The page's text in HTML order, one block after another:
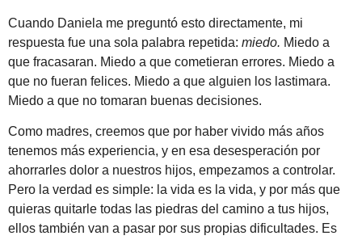
Cuando Daniela me preguntó esto directamente, mi
respuesta fue una sola palabra repetida: miedo. Miedo a
que fracasaran. Miedo a que cometieran errores. Miedo a
que no fueran felices. Miedo a que alguien los lastimara.
Miedo a que no tomaran buenas decisiones.
Como madres, creemos que por haber vivido más años
tenemos más experiencia, y en esa desesperación por
ahorrarles dolor a nuestros hijos, empezamos a controlar.
Pero la verdad es simple: la vida es la vida, y por más que
quieras quitarle todas las piedras del camino a tus hijos,
ellos también van a pasar por sus propias dificultades. Es